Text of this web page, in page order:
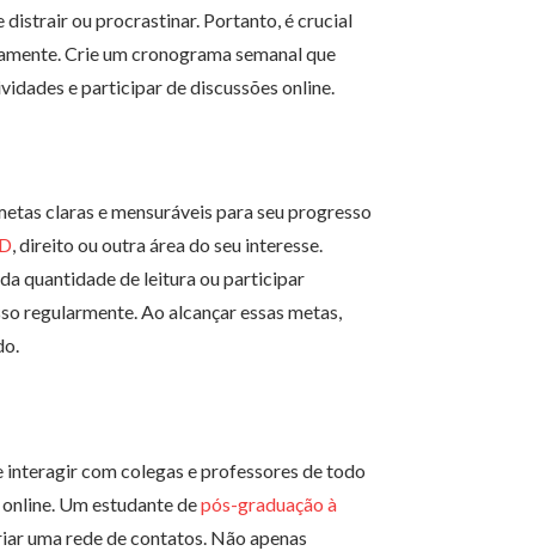
distrair ou procrastinar. Portanto, é crucial
Crie um cronograma semanal que
e participar de discussões online.
claras e mensuráveis para seu progresso
, direito ou outra área do seu interesse.
quantidade de leitura ou participar
regularmente. Ao alcançar essas metas,
com colegas e professores de todo
Um estudante depós-graduação à
uma rede de contatos. Não apenas